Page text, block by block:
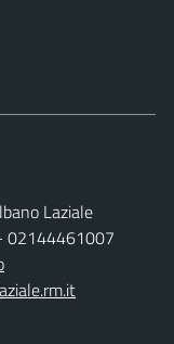
Laziale
02144461007